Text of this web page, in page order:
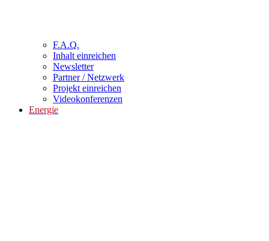
F.A.Q.
Inhalt einreichen
Newsletter
Partner / Netzwerk
Projekt einreichen
Videokonferenzen
Energie